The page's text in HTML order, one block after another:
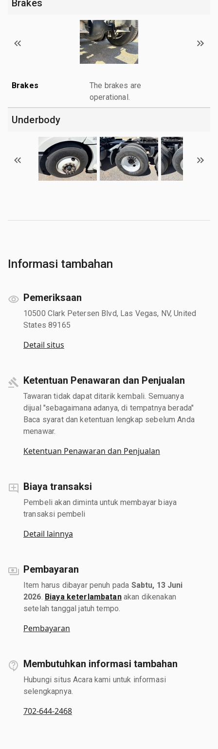
Brakes
Brakes
The brakes are
operational.
Underbody
Informasi tambahan
Pemeriksaan
10500 Clark Petersen Blvd, Las Vegas, NV, United
States 89165
Detail situs
Ketentuan Penawaran dan Penjualan
Tawaran tidak dapat ditarik kembali. Semuanya
dijual "sebagaimana adanya, di tempatnya berada"
Baca syarat dan ketentuan lengkap sebelum Anda
menawar.
Ketentuan Penawaran dan Penjualan
Biaya transaksi
Pembeli akan diminta untuk membayar biaya
transaksi pembeli
Detail lainnya
Pembayaran
Item harus dibayar penuh pada Sabtu, 13 Juni
2026 Biaya keterlambatanakan dikenakan
setelah tanggal jatuh tempo.
Pembayaran
Membutuhkan informasi tambahan
Hubungi situs Acara kami untuk informasi
selengkapnya.
702-644-2468